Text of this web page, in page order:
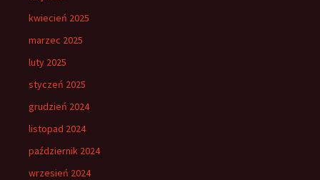
kwiecień 2025
marzec 2025
luty 2025
styczeń 2025
grudzień 2024
listopad 2024
październik 2024
wrzesień 2024